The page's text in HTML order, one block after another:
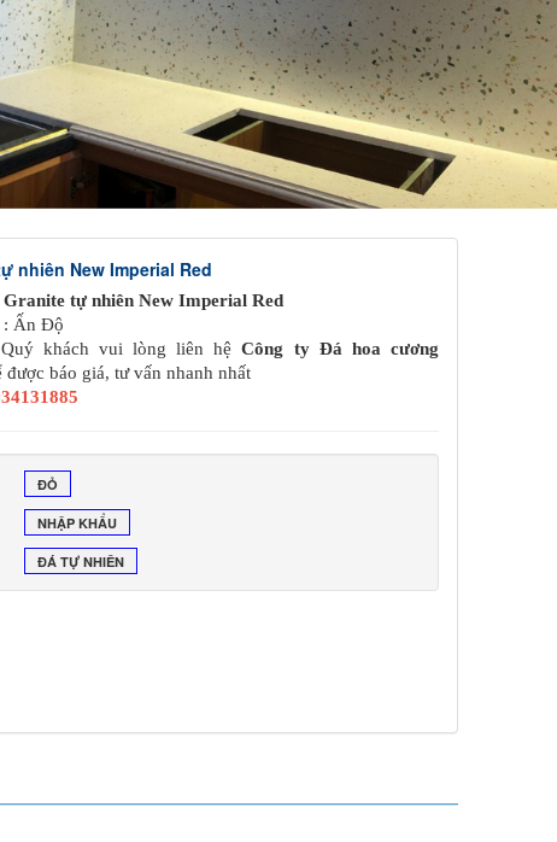
nhiên New Imperial Red
tự nhiên New Imperial Red
: Ấn Độ
khách vui lòng liên hệCông ty Đá hoa cương
được báo giá, tư vấn nhanh nhất
ĐỎ
NHẬP KHẨU
ĐÁ TỰ NHIÊN